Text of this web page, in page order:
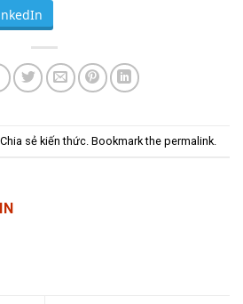
Chia sẻ kiến thức. Bookmark the permalink.